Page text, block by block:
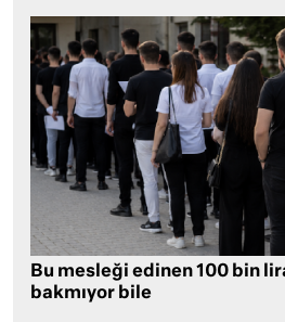
Bu mesleği edinen 100 bin
bakmıyor bile